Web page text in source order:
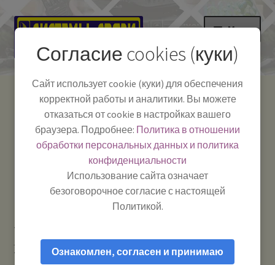
Перейти
навигации
Перейти
содержимому
Меню
Как пользоваться
Полезная информация
Мой аккаунт
Системы Связи:
г. Красноярск, ул.
Работаем:Пн-Пт:
10:00–18:00
-
Телефон:+7-
391-249-1040
Тел.|WA|Telegram:
+79029904090
гнезда прикуривателя в автомобиль
Разветвитель авто
VEECLE HM-638
Согласие cookies (куки)
Сайт использует cookie (куки) для обеспечения
корректной работы и аналитики. Вы можете
отказаться от cookie в настройках вашего
браузера. Подробнее: Политика в отношении
обработки персональных данных и политика
конфиденциальности
Использование сайта означает
безоговорочное согласие с настоящей
Политикой.
Ознакомлен, согласен и принимаю